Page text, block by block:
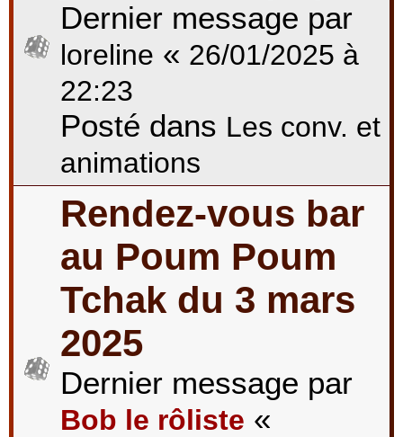
Dernier message par
loreline « 26/01/2025 à
22:23
Posté dans Les conv. et
animations
Rendez-vous bar
au Poum Poum
Tchak du 3 mars
2025
Dernier message par
Bob le rôliste «